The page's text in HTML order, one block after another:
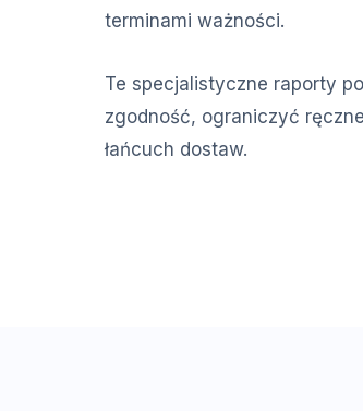
terminami ważności.
Te specjalistyczne raporty
zgodność, ograniczyć
łańcuch dostaw.